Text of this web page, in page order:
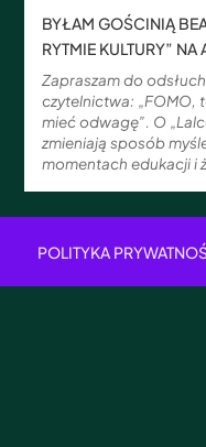
BYŁAM GOŚCINIĄ
RYTMIE KULTURY” NA
Zapraszam do
czytelnictwa: „FOMO,
mieć odwagę”. O
zmieniają sposób
momentach edukacji i
POLITYKA